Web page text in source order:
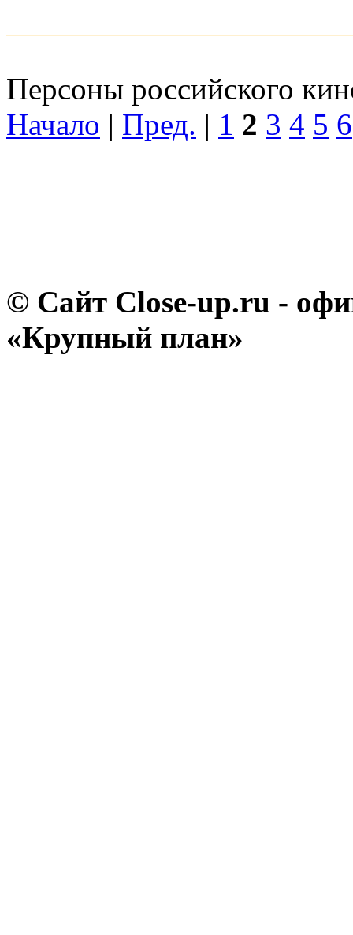
Персоны российского
Начало | Пред. | 1 2 3 4 5 6
© Сайт Close-up.ru -
«Крупный план»